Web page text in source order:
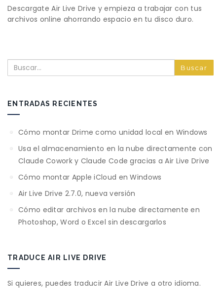
Descargate Air Live Drive y empieza a trabajar con tus
archivos online ahorrando espacio en tu disco duro.
Buscar
ENTRADAS RECIENTES
Cómo montar Drime como unidad local en Windows
Usa el almacenamiento en la nube directamente con
Claude Cowork y Claude Code gracias a Air Live Drive
Cómo montar Apple iCloud en Windows
Air Live Drive 2.7.0, nueva versión
Cómo editar archivos en la nube directamente en
Photoshop, Word o Excel sin descargarlos
TRADUCE AIR LIVE DRIVE
Si quieres, puedes traducir Air Live Drive a otro idioma.